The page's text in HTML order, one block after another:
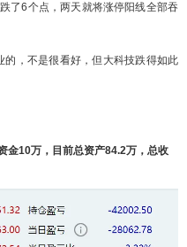
了6个点，两天就将涨停阳线全部吞
，不是很看好，但大科技跌得如此
金10万，目前总资产84.2万，总收